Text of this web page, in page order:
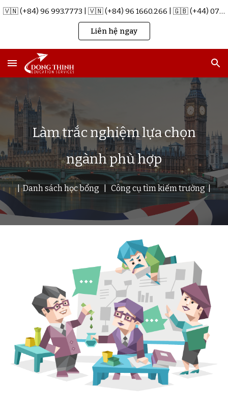
🇻🇳 (+84) 96 993.7773 | 🇻🇳 (+84) 96 1660.266 | 🇬🇧 (+44) 07715621123 | info@dongthinh.co.uk
Liên hệ ngay
Làm trắc nghiệm lựa chọn
ngành phù hợp
| Danh sách học bổng Công cụ tìm kiếm trường |